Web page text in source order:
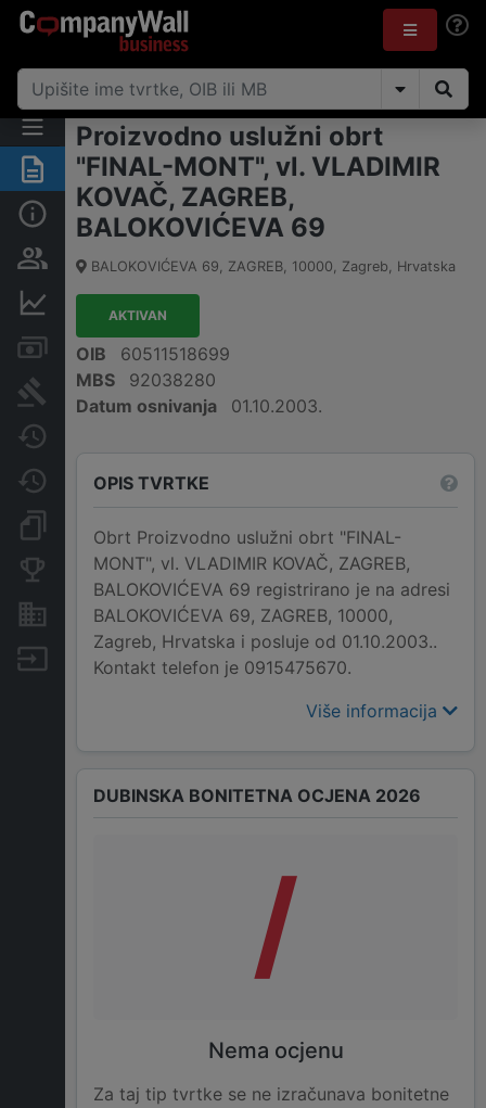
Sažetak
Osnovne informacije
Osobe i vlasništvo
Financijski podaci
Računi i blokade
Sudske objave
Promjene
Konkurentske tvrtke
Nekretnine i imovina
Izvoz
Proizvodno uslužni obrt
"FINAL-MONT", vl. VLADIMIR
KOVAČ, ZAGREB,
BALOKOVIĆEVA 69
BALOKOVIĆEVA 69, ZAGREB, 10000, Zagreb, Hrvatska
AKTIVAN
OIB
60511518699
MBS
92038280
Datum osnivanja
01.10.2003.
OPIS TVRTKE
Obrt Proizvodno uslužni obrt "FINAL-
MONT", vl. VLADIMIR KOVAČ, ZAGREB,
BALOKOVIĆEVA 69 registrirano je na adresi
BALOKOVIĆEVA 69, ZAGREB, 10000,
Zagreb, Hrvatska i posluje od 01.10.2003..
Kontakt telefon je 0915475670.
Više informacija
DUBINSKA BONITETNA OCJENA 2026
/
Nema ocjenu
Za taj tip tvrtke se ne izračunava bonitetne